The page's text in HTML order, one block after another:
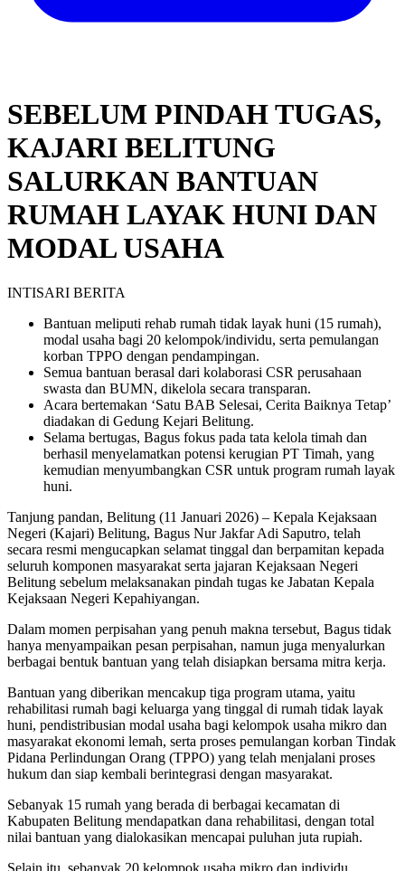
SEBELUM PINDAH TUGAS,
KAJARI BELITUNG
SALURKAN BANTUAN
RUMAH LAYAK HUNI DAN
MODAL USAHA
INTISARI BERITA
Bantuan meliputi rehab rumah tidak layak huni (15 rumah),
modal usaha bagi 20 kelompok/individu, serta pemulangan
korban TPPO dengan pendampingan.
Semua bantuan berasal dari kolaborasi CSR perusahaan
swasta dan BUMN, dikelola secara transparan.
Acara bertemakan ‘Satu BAB Selesai, Cerita Baiknya Tetap’
diadakan di Gedung Kejari Belitung.
Selama bertugas, Bagus fokus pada tata kelola timah dan
berhasil menyelamatkan potensi kerugian PT Timah, yang
kemudian menyumbangkan CSR untuk program rumah layak
huni.
Tanjung pandan, Belitung (11 Januari 2026) – Kepala Kejaksaan
Negeri (Kajari) Belitung, Bagus Nur Jakfar Adi Saputro, telah
secara resmi mengucapkan selamat tinggal dan berpamitan kepada
seluruh komponen masyarakat serta jajaran Kejaksaan Negeri
Belitung sebelum melaksanakan pindah tugas ke Jabatan Kepala
Kejaksaan Negeri Kepahiyangan.
Dalam momen perpisahan yang penuh makna tersebut, Bagus tidak
hanya menyampaikan pesan perpisahan, namun juga menyalurkan
berbagai bentuk bantuan yang telah disiapkan bersama mitra kerja.
Bantuan yang diberikan mencakup tiga program utama, yaitu
rehabilitasi rumah bagi keluarga yang tinggal di rumah tidak layak
huni, pendistribusian modal usaha bagi kelompok usaha mikro dan
masyarakat ekonomi lemah, serta proses pemulangan korban Tindak
Pidana Perlindungan Orang (TPPO) yang telah menjalani proses
hukum dan siap kembali berintegrasi dengan masyarakat.
Sebanyak 15 rumah yang berada di berbagai kecamatan di
Kabupaten Belitung mendapatkan dana rehabilitasi, dengan total
nilai bantuan yang dialokasikan mencapai puluhan juta rupiah.
Selain itu, sebanyak 20 kelompok usaha mikro dan individu